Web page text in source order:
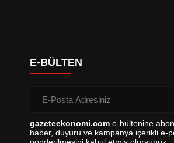
E-BÜLTEN
gazeteekonomi.com e-bültenine
haber, duyuru ve kampanya içerikli e-